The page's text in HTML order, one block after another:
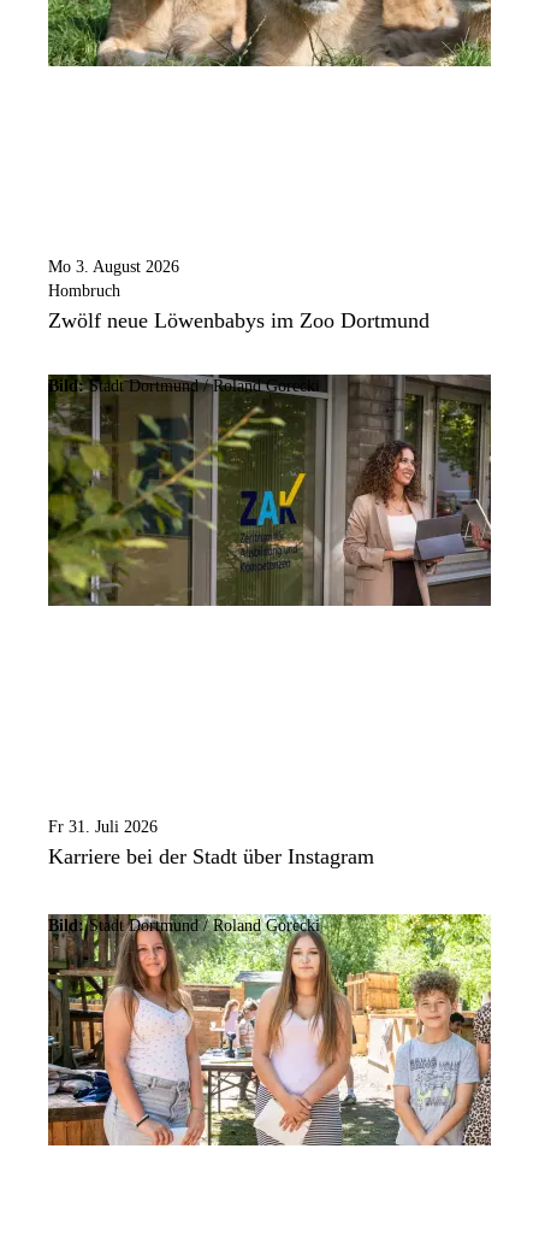
Mo 3. August 2026
Hombruch
Zwölf neue Löwenbabys im Zoo Dortmund
Bild:Stadt Dortmund / Roland Gorecki
Fr 31. Juli 2026
Karriere bei der Stadt über Instagram
Bild:Stadt Dortmund / Roland Gorecki